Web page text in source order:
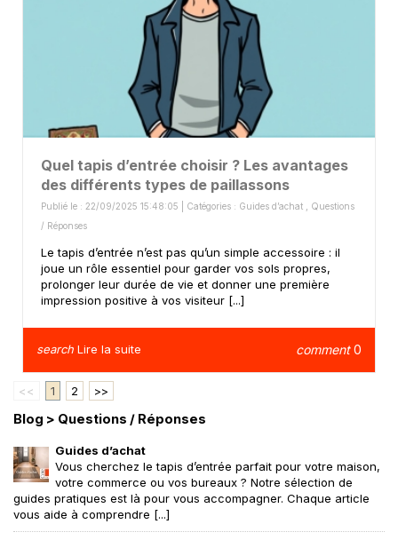
Quel tapis d’entrée choisir ? Les avantages
des différents types de paillassons
Publié le : 22/09/2025 15:48:05 | Catégories : Guides d’achat
Questions
/ Réponses
Le tapis d’entrée n’est pas qu’un simple accessoire : il
joue un rôle essentiel pour garder vos sols propres,
prolonger leur durée de vie et donner une première
impression positive à vos visiteur [...]
search Lire la suite comment0
<< 1 2 >>
Blog > Questions / Réponses
Guides d’achat
Vous cherchez le tapis d’entrée parfait pour votre maison,
votre commerce ou vos bureaux ? Notre sélection de
guides pratiques est là pour vous accompagner. Chaque article
vous aide à comprendre [...]